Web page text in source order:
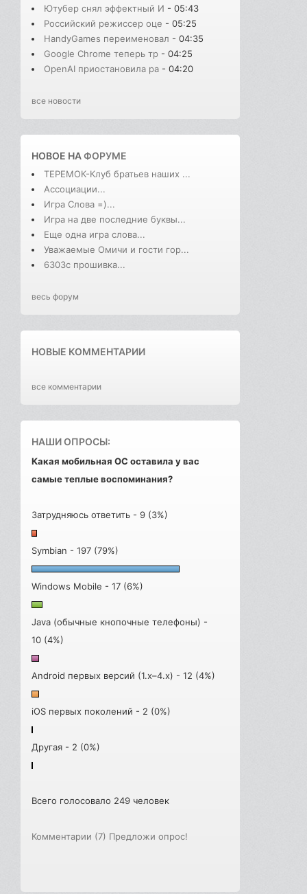
Ютубер снял эффектный И - 05:43
Российский режиссер оце - 05:25
HandyGames переименовал - 04:35
Google Chrome теперь тр - 04:25
OpenAI приостановила ра - 04:20
все новости
НОВОЕ НАФОРУМЕ
ТЕРЕМОК-Клуб братьев наших ...
Ассоциации...
Игра Слова =)...
Игра на две последние буквы...
Еще одна игра слова...
Уважаемые Омичи и гости гор...
6303с прошивка...
весь форум
НОВЫЕ КОММЕНТАРИИ
все комментарии
НАШИ ОПРОСЫ:
Какая мобильная ОС оставила у вас
самые теплые воспоминания?
Затрудняюсь ответить - 9 (3%)
Symbian - 197 (79%)
Windows Mobile - 17 (6%)
Java (обычные кнопочные телефоны) -
10 (4%)
Android первых версий (1.x–4.x) - 12 (4%)
iOS первых поколений - 2 (0%)
Другая - 2 (0%)
Всего голосовало 249 человек
Комментарии (7) Предложи опрос!